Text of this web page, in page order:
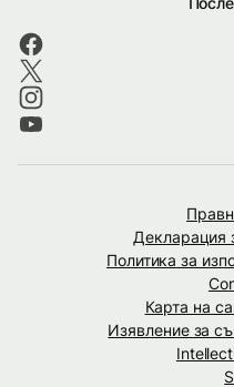
Декларация
Политика за
Карта на
Изявление за